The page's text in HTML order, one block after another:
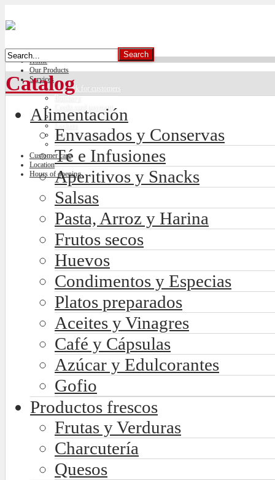
Home
Our Products
Services
Car park for customers
Butchery
Credit card payment
Freshly made bread
Lockers
Climate control
Customer care
Location
Hours of opening
Catalog
Alimentación
Envasados y Conservas
Té e Infusiones
Aperitivos y Snacks
Salsas
Pasta, Arroz y Harina
Frutos secos
Huevos
Condimentos y Especias
Platos preparados
Aceites y Vinagres
Café y Cápsulas
Azúcar y Edulcorantes
Gofio
Productos frescos
Frutas y Verduras
Charcutería
Quesos